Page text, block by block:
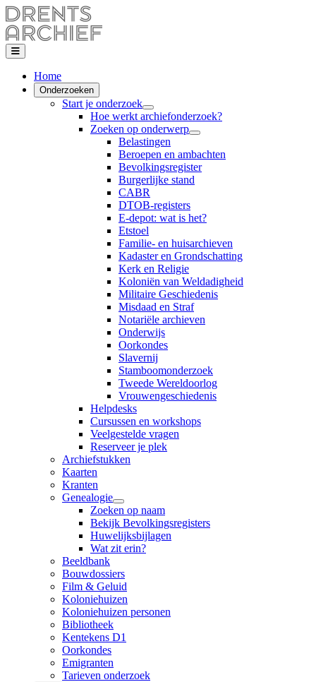
Home
Onderzoeken
Start je onderzoek
Hoe werkt archiefonderzoek?
Zoeken op onderwerp
Belastingen
Beroepen en ambachten
Bevolkingsregister
Burgerlijke stand
CABR
DTOB-registers
E-depot: wat is het?
Etstoel
Familie- en huisarchieven
Kadaster en Grondschatting
Kerk en Religie
Koloniën van Weldadigheid
Militaire Geschiedenis
Misdaad en Straf
Notariële archieven
Onderwijs
Oorkondes
Slavernij
Stamboomonderzoek
Tweede Wereldoorlog
Vrouwengeschiedenis
Helpdesks
Cursussen en workshops
Veelgestelde vragen
Reserveer je plek
Archiefstukken
Kaarten
Kranten
Genealogie
Zoeken op naam
Bekijk Bevolkingsregisters
Huwelijksbijlagen
Wat zit erin?
Beeldbank
Bouwdossiers
Film & Geluid
Koloniehuizen
Koloniehuizen personen
Bibliotheek
Kentekens D1
Oorkondes
Emigranten
Tarieven onderzoek